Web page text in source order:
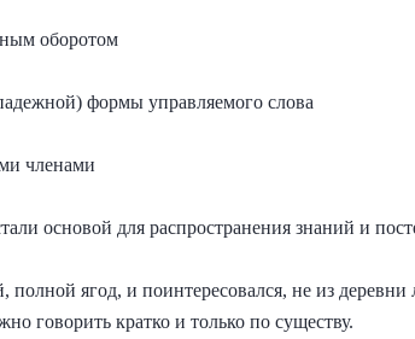
оборотом
формы управляемого слова
членами
основой для распространения знаний и
ягод, и поинтересовался, не из деревни
говорить кратко и только по существу.